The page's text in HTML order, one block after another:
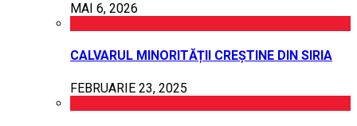
MAI 6, 2026
CALVARUL MINORITĂȚII CREȘTINE DIN SIRIA
FEBRUARIE 23, 2025